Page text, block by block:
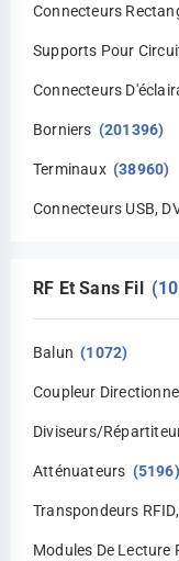
Connecteurs
Supports Pour
Connecteurs
Borniers (201396)
Terminaux (38960)
Connecteurs USB,
RF Et Sans Fil
Balun (1072)
Coupleur
Diviseurs/
Atténuateurs (5196)
Transpondeurs
Modules De Lecture